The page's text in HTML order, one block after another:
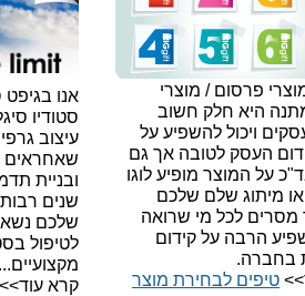
אנו
סטודיו
עיצוב
שאחראים
ובניית
שנים
שלכם
לטיפול
קרא עוד>>
פרסום / מוצרי
היא חלק חשוב
ויכול להשפיע על
העסק לטובה אך גם
על המוצר מופיע לוגו
מיתוג שלם שלכם
מסרים לכל מי שרואה
הרבה על קידום
בחברה.
טיפים לבחירת מוצר